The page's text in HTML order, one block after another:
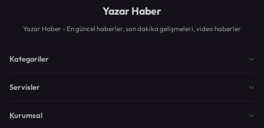
Yazar Haber
Yazar Haber - En güncel haberler, son dakika gelişmeleri, video haberler
Kategoriler
Servisler
Kurumsal